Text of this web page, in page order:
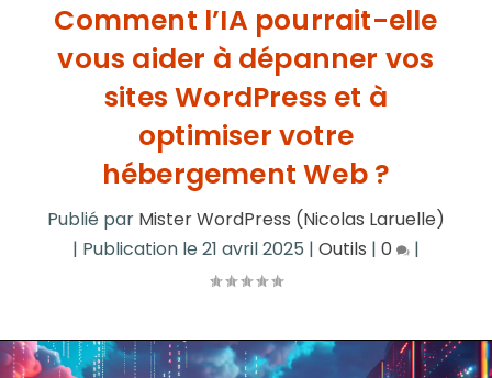
Comment l’IA pourrait-elle
vous aider à dépanner vos
sites WordPress et à
optimiser votre
hébergement Web ?
Publié par Mister WordPress (Nicolas Laruelle)
| Publication le 21 avril 2025 | Outils | 0 |